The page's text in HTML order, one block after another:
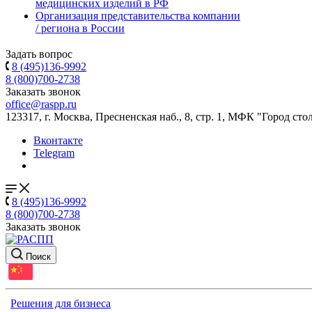
медицинских изделий в РФ
Организация представительства компании
/ региона в России
Задать вопрос
8 (495)136-9992
8 (800)700-2738
Заказать звонок
office@raspp.ru
123317, г. Москва, Пресненская наб., 8, стр. 1, МФК "Город
Вконтакте
Telegram
8 (495)136-9992
8 (800)700-2738
Заказать звонок
Поиск
Решения для бизнеса